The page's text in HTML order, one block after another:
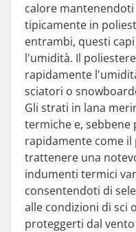
calore
tipicamente in
entrambi, questi
l'umidità. Il
rapidamente
sciatori o
Gli strati in lana
termiche e, sebbene
rapidamente come
trattenere una
indumenti termici
consentendoti di
alle condizioni di sci
proteggerti dal